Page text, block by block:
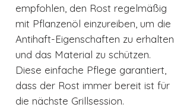
empfohlen, den Rost regelmäßig
mit Pflanzenöl einzureiben, um die
Antihaft-Eigenschaften zu erhalten
und das Material zu schützen.
Diese einfache Pflege garantiert,
dass der Rost immer bereit ist für
die nächste Grillsession.